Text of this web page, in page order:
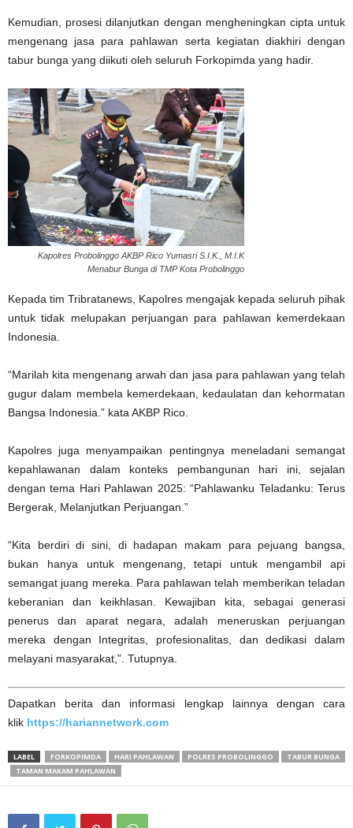
Kemudian, prosesi dilanjutkan dengan mengheningkan cipta untuk
mengenang jasa para pahlawan serta kegiatan diakhiri dengan
tabur bunga yang diikuti oleh seluruh Forkopimda yang hadir.
Kapolres Probolinggo AKBP Rico Yumasri S.I.K., M.I.K
Menabur Bunga di TMP Kota Probolinggo
Kepada tim Tribratanews, Kapolres mengajak kepada seluruh pihak
untuk tidak melupakan perjuangan para pahlawan kemerdekaan
Indonesia.
“Marilah kita mengenang arwah dan jasa para pahlawan yang telah
gugur dalam membela kemerdekaan, kedaulatan dan kehormatan
Bangsa Indonesia.” kata AKBP Rico.
Kapolres juga menyampaikan pentingnya meneladani semangat
kepahlawanan dalam konteks pembangunan hari ini, sejalan
dengan tema Hari Pahlawan 2025: “Pahlawanku Teladanku: Terus
Bergerak, Melanjutkan Perjuangan.”
“Kita berdiri di sini, di hadapan makam para pejuang bangsa,
bukan hanya untuk mengenang, tetapi untuk mengambil api
semangat juang mereka. Para pahlawan telah memberikan teladan
keberanian dan keikhlasan. Kewajiban kita, sebagai generasi
penerus dan aparat negara, adalah meneruskan perjuangan
mereka dengan Integritas, profesionalitas, dan dedikasi dalam
melayani masyarakat,”. Tutupnya.
Dapatkan berita dan informasi lengkap lainnya dengan cara
klik https://hariannetwork.com
LABEL FORKOPIMDA HARI PAHLAWAN POLRES PROBOLINGGO
TABUR BUNGA
TAMAN MAKAM PAHLAWAN